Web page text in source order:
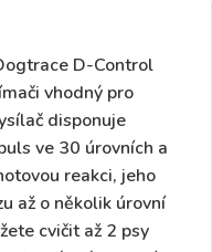
D-Control
vhodný pro
disponuje
ve 30 úrovních a
reakci, jeho
až o několik úrovní
cvičitaž 2 psy